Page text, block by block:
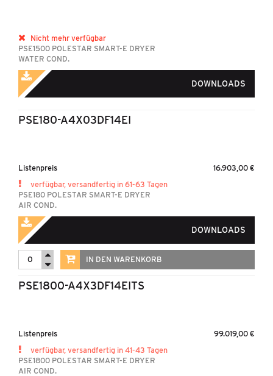
Nicht mehr verfügbar
PSE1500 POLESTAR SMART-E DRYER
WATER COND.
DOWNLOADS
PSE180-A4X03DF14EI
Listenpreis
16.903,00 €
verfügbar, versandfertig in 61-63 Tagen
PSE180 POLESTAR SMART-E DRYER
AIR COND.
DOWNLOADS
IN DEN WARENKORB
PSE1800-A4X3DF14EITS
Listenpreis
99.019,00 €
verfügbar, versandfertig in 41-43 Tagen
PSE1800 POLESTAR SMART-E DRYER
AIR COND.